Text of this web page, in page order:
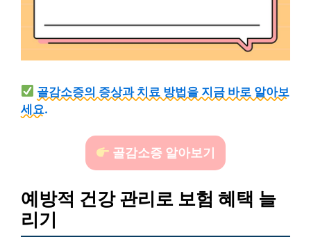
골감소증의 증상과 치료 방법을 지금 바로 알아보
세요.
골감소증 알아보기
예방적 건강 관리로 보험 혜택 늘
리기